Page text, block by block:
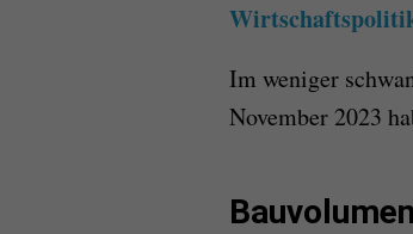
Im weniger
November 2023